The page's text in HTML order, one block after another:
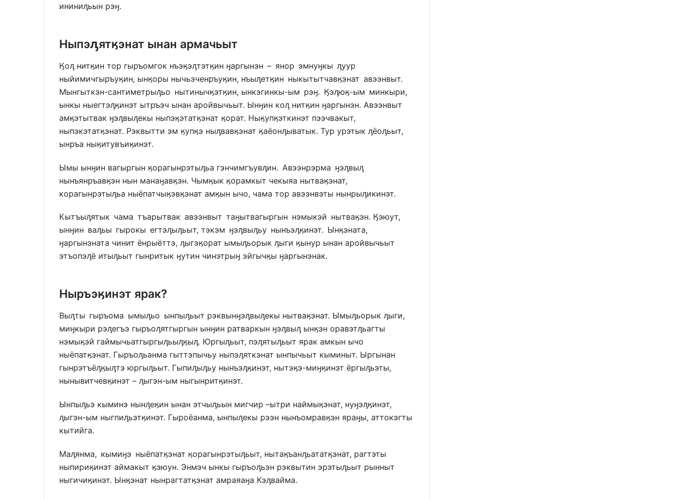
ининиԓьын рэӈ.
Ныпэԓятӄэнат ынан армачьыт
Ӄоԓ нитӄин тор гыръомгок нъэӄэԓтэтӄин ӈаргынэн – янор эмнуӈкы ԓуур
ныйимичгыръуӄин, ынӄоры нычьэченръуӄин, нъыԓетӄин ныкытытчавӄэнат авээнвыт.
Мынгыткэн-сантиметрыԓьо нытинычӄэтӄин, ынкэгинкы-ым рэӈ. Ӄэԓюӄ-ым минкыри,
ынкы ныегтэԓӄинэт ытръэч ынан аройвычьыт. Ынӈин коԓ нитӄин ӈаргынэн. Авээнвыт
амӄэтытвак ӈэԓвыԓекы ныпэӄэтатӄэнат ӄорат. Ныӄупӄэткинэт пээчвакыт,
ныпэкэтатӄэнат. Рэквытти эм ӄупӄэ ныԓвавӄэнат ӄаёонԓыватык. Тур урэтык ԓёоԓьыт,
ынръа ныӄитувъиӄинэт.
Ымы ынӈин вагыргын ӄорагынрэтыԓьа гэнчимгъувԓин. Авээнрэрма ӈэԓвыԓ
нынъянръавӄэн нын манаӈавӄэн. Чымӄык ӄорамкыт чекыяа нытваӄэнат,
корагынрэтыԓьа ныёпатчыӄэвӄэнат амӄын ычо, чама тор авээнвэты нынрыԓикинэт.
Кытъыԓятык чама тъарытвак авээнвыт таӈытвагыргын нэмыкэй нытваӄэн. Ӄэюут,
ынӈин ваԓьы гырокы егтэԓыԓьыт, тэкэм ӈэԓвыԓьу нынъэԓӄинэт. Ынӄэната,
ӈаргынэната чинит ёнрыёттэ, ԓыгэӄорат ымыԓьорык ԓыги ӄынур ынан аройвычьыт
этъопэԓё итыԓьыт гынритык ӈутин чинэтрыӈ эйгычӄы ӈаргынэнак.
Ныръэӄинэт ярак?
Выԓты гыръома ымыԓьо ынпыԓьыт рэквынӈэԓвыԓекы нытваӄэнат. Ымыԓьорык ԓыги,
миӈкыри рэԓегъэ гыръоԓятгыргын ынӈин ратваркын ӈэԓвыԓ ынӄэн оравэтԓьагты
нэмыӄэй гаймычьатгыргыԓьыԓӄыԓ. Юргыԓьыт, пэԓятыԓьыт ярак амкын ычо
ныёпатӄэнат. Гыръоԓьанма гыттэпычьу ныпэԓяткэнат ынпычьыт кыминыт. Ыргынан
гынрэтъёԓӄыԓтэ юргыԓьыт. Гыпиԓыԓьу нынъэԓӄинэт, нытэӄэ-миӈӄинэт ёргыԓьэты,
нынывитчевӄинэт – ԓыгэн-ым ныгынритӄинэт.
Ынпыԓьэ кыминэ нынԓеӄин ынан этчыԓьын мигчир –ытри наймыӄэнат, нуӈэԓӄинэт,
ԓыгэн-ым ныгпиԓьэтӄинэт. Гыроёанма, ынпыԓекы рээн нынъомравӄэн яраӈы, аттокэгты
кытийга.
Маԓянма, кымиӈэ ныёпатӄэнат ӄорагынрэтыԓьыт, нытаӄъанԓьататӄэнат, рагтэты
ныпириӄинэт аймакыт ӄэюун. Энмэч ынкы гыръоԓьэн рэквытин эрэтыԓьыт рынныт
ныгичиӄинэт. Ынӄэнат нынрагтатӄэнат амраяаӈа Кэԓвайма.